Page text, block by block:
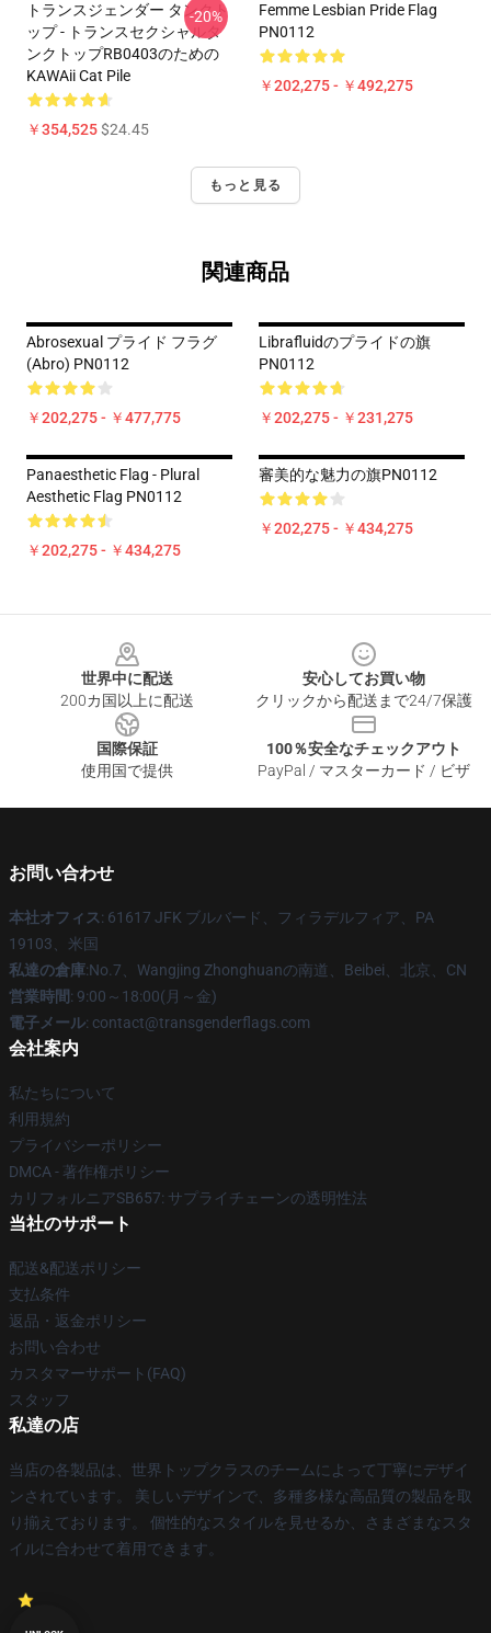
トランスジェンダー タンクト
ップ - トランスセクシャルタ
ンクトップRB0403のための
KAWAii Cat Pile
￥354,525$24.45
-20%
Femme Lesbian Pride Flag
PN0112
￥202,275 - ￥492,275
もっと見る
関連商品
Abrosexual プライド フラグ
(Abro) PN0112
￥202,275 - ￥477,775
Librafluidのプライドの旗
PN0112
￥202,275 - ￥231,275
Panaesthetic Flag - Plural
Aesthetic Flag PN0112
￥202,275 - ￥434,275
審美的な魅力の旗PN0112
￥202,275 - ￥434,275
世界中に配送
200カ国以上に配送
安心してお買い物
クリックから配送まで24/7保護
国際保証
使用国で提供
100％安全なチェックアウト
PayPal / マスターカード / ビザ
お問い合わせ
本社オフィス: 61617 JFK ブルバード、フィラデルフィア、PA
19103、米国
私達の倉庫:No.7、Wangjing Zhonghuanの南道、Beibei、北京、CN
営業時間: 9:00～18:00(月～金)
電子メール: contact@transgenderflags.com
会社案内
私たちについて
利用規約
プライバシーポリシー
DMCA - 著作権ポリシー
カリフォルニアSB657: サプライチェーンの透明性法
当社のサポート
配送&配送ポリシー
支払条件
返品・返金ポリシー
お問い合わせ
カスタマーサポート(FAQ)
スタッフ
私達の店
当店の各製品は、世界トップクラスのチームによって丁寧にデザイ
ンされています。 美しいデザインで、多種多様な高品質の製品を取
り揃えております。 個性的なスタイルを見せるか、さまざまなスタ
イルに合わせて着用できます。